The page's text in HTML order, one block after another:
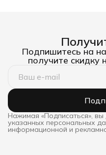
Подпишитесь на
получите скидку
Нажимая «Подписаться»,
указанных персональных
информационной и